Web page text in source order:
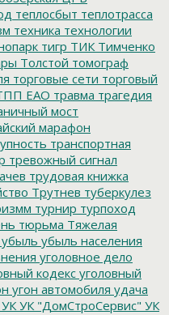
теплосбыт теплотрасса
техника технологии
тигр ТИК Тимченко
Толстой томограф
торговые сети торговый
ЕАО травма трагедия
мост
марафон
транспортная
тревожный сигнал
трудовая книжка
Трутнев туберкулез
турнир турпоход
тюрьма Тяжелая
убыль убыль населения
уголовное дело
кодекс уголовный
угон автомобиля удача
УК УК "ДомСтроСервис" УК